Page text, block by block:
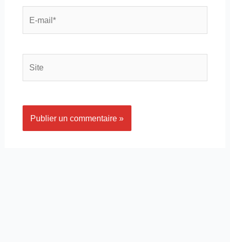
mail*